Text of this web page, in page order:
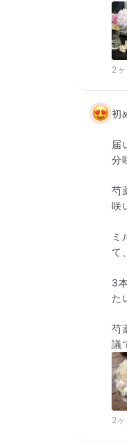
2
初
届
分
芍
咲
ミ
て
3
た
芍
議
2